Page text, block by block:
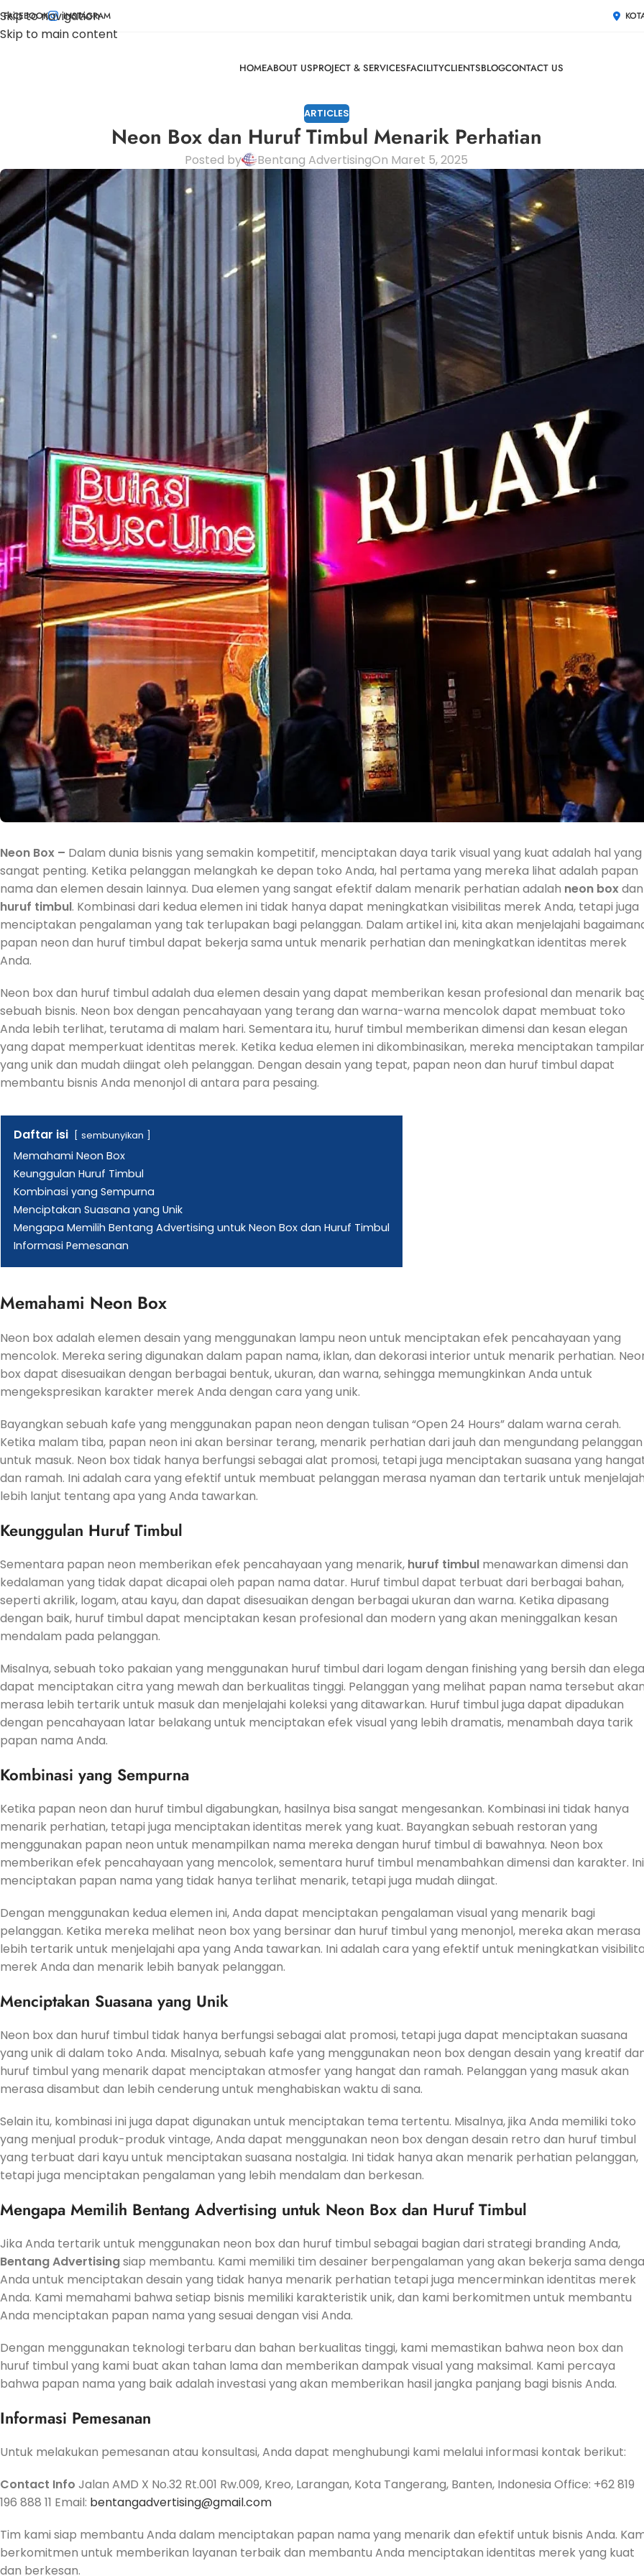
Skip to navigation
Skip to main content
FACEBOOK INSTAGRAM
HOMEABOUT USPROJECT & SERVICESFACILITYCLIENTSBLOGCONTACT US
ARTICLES
Neon Box dan Huruf Timbul Menarik Perhatian
Posted by Bentang AdvertisingOn Maret 5, 2025
Neon Box – Dalam dunia bisnis yang semakin kompetitif, menciptakan daya tarik visual yang kuat adalah hal yang
sangat penting. Ketika pelanggan melangkah ke depan toko Anda, hal pertama yang mereka lihat adalah papan
nama dan elemen desain lainnya. Dua elemen yang sangat efektif dalam menarik perhatian adalah neon boxdan
huruf timbul. Kombinasi dari kedua elemen ini tidak hanya dapat meningkatkan visibilitas merek Anda, tetapi juga
menciptakan pengalaman yang tak terlupakan bagi pelanggan. Dalam artikel ini, kita akan menjelajahi
papan neon dan huruf timbul dapat bekerja sama untuk menarik perhatian dan meningkatkan identitas merek
Anda.
Neon box dan huruf timbul adalah dua elemen desain yang dapat memberikan kesan profesional dan menarik
sebuah bisnis. Neon box dengan pencahayaan yang terang dan warna-warna mencolok dapat membuat toko
Anda lebih terlihat, terutama di malam hari. Sementara itu, huruf timbul memberikan dimensi dan kesan elegan
yang dapat memperkuat identitas merek. Ketika kedua elemen ini dikombinasikan, mereka menciptakan
yang unik dan mudah diingat oleh pelanggan. Dengan desain yang tepat, papan neon dan huruf timbul dapat
membantu bisnis Anda menonjol di antara para pesaing.
Daftar isi sembunyikan
Memahami Neon Box
Keunggulan Huruf Timbul
Kombinasi yang Sempurna
Menciptakan Suasana yang Unik
Mengapa Memilih Bentang Advertising untuk Neon Box dan Huruf Timbul
Informasi Pemesanan
Memahami Neon Box
Neon box adalah elemen desain yang menggunakan lampu neon untuk menciptakan efek pencahayaan yang
mencolok. Mereka sering digunakan dalam papan nama, iklan, dan dekorasi interior untuk menarik perhatian.
box dapat disesuaikan dengan berbagai bentuk, ukuran, dan warna, sehingga memungkinkan Anda untuk
mengekspresikan karakter merek Anda dengan cara yang unik.
Bayangkan sebuah kafe yang menggunakan papan neon dengan tulisan “Open 24 Hours” dalam warna cerah.
Ketika malam tiba, papan neon ini akan bersinar terang, menarik perhatian dari jauh dan mengundang pelanggan
untuk masuk. Neon box tidak hanya berfungsi sebagai alat promosi, tetapi juga menciptakan suasana yang
dan ramah. Ini adalah cara yang efektif untuk membuat pelanggan merasa nyaman dan tertarik untuk
lebih lanjut tentang apa yang Anda tawarkan.
Keunggulan Huruf Timbul
Sementara papan neon memberikan efek pencahayaan yang menarik, huruf timbul menawarkan dimensi dan
kedalaman yang tidak dapat dicapai oleh papan nama datar. Huruf timbul dapat terbuat dari berbagai bahan,
seperti akrilik, logam, atau kayu, dan dapat disesuaikan dengan berbagai ukuran dan warna. Ketika dipasang
dengan baik, huruf timbul dapat menciptakan kesan profesional dan modern yang akan meninggalkan kesan
mendalam pada pelanggan.
Misalnya, sebuah toko pakaian yang menggunakan huruf timbul dari logam dengan finishing yang bersih dan
dapat menciptakan citra yang mewah dan berkualitas tinggi. Pelanggan yang melihat papan nama tersebut
merasa lebih tertarik untuk masuk dan menjelajahi koleksi yang ditawarkan. Huruf timbul juga dapat dipadukan
dengan pencahayaan latar belakang untuk menciptakan efek visual yang lebih dramatis, menambah daya tarik
papan nama Anda.
Kombinasi yang Sempurna
Ketika papan neon dan huruf timbul digabungkan, hasilnya bisa sangat mengesankan. Kombinasi ini tidak hanya
menarik perhatian, tetapi juga menciptakan identitas merek yang kuat. Bayangkan sebuah restoran yang
menggunakan papan neon untuk menampilkan nama mereka dengan huruf timbul di bawahnya. Neon box
memberikan efek pencahayaan yang mencolok, sementara huruf timbul menambahkan dimensi dan karakter. Ini
menciptakan papan nama yang tidak hanya terlihat menarik, tetapi juga mudah diingat.
Dengan menggunakan kedua elemen ini, Anda dapat menciptakan pengalaman visual yang menarik bagi
pelanggan. Ketika mereka melihat neon box yang bersinar dan huruf timbul yang menonjol, mereka akan merasa
lebih tertarik untuk menjelajahi apa yang Anda tawarkan. Ini adalah cara yang efektif untuk meningkatkan
merek Anda dan menarik lebih banyak pelanggan.
Menciptakan Suasana yang Unik
Neon box dan huruf timbul tidak hanya berfungsi sebagai alat promosi, tetapi juga dapat menciptakan suasana
yang unik di dalam toko Anda. Misalnya, sebuah kafe yang menggunakan neon box dengan desain yang kreatif
huruf timbul yang menarik dapat menciptakan atmosfer yang hangat dan ramah. Pelanggan yang masuk akan
merasa disambut dan lebih cenderung untuk menghabiskan waktu di sana.
Selain itu, kombinasi ini juga dapat digunakan untuk menciptakan tema tertentu. Misalnya, jika Anda memiliki toko
yang menjual produk-produk vintage, Anda dapat menggunakan neon box dengan desain retro dan huruf timbul
yang terbuat dari kayu untuk menciptakan suasana nostalgia. Ini tidak hanya akan menarik perhatian pelanggan,
tetapi juga menciptakan pengalaman yang lebih mendalam dan berkesan.
Mengapa Memilih Bentang Advertising untuk Neon Box dan Huruf Timbul
Jika Anda tertarik untuk menggunakan neon box dan huruf timbul sebagai bagian dari strategi branding Anda,
Bentang Advertisingsiap membantu. Kami memiliki tim desainer berpengalaman yang akan bekerja sama
Anda untuk menciptakan desain yang tidak hanya menarik perhatian tetapi juga mencerminkan identitas merek
Anda. Kami memahami bahwa setiap bisnis memiliki karakteristik unik, dan kami berkomitmen untuk membantu
Anda menciptakan papan nama yang sesuai dengan visi Anda.
Dengan menggunakan teknologi terbaru dan bahan berkualitas tinggi, kami memastikan bahwa neon box dan
huruf timbul yang kami buat akan tahan lama dan memberikan dampak visual yang maksimal. Kami percaya
bahwa papan nama yang baik adalah investasi yang akan memberikan hasil jangka panjang bagi bisnis Anda.
Informasi Pemesanan
Untuk melakukan pemesanan atau konsultasi, Anda dapat menghubungi kami melalui informasi kontak berikut:
Contact Info Jalan AMD X No.32 Rt.001 Rw.009, Kreo, Larangan, Kota Tangerang, Banten, Indonesia Office: +62 819
196 888 11 Email: bentangadvertising@gmail.com
Tim kami siap membantu Anda dalam menciptakan papan nama yang menarik dan efektif untuk bisnis Anda.
berkomitmen untuk memberikan layanan terbaik dan membantu Anda menciptakan identitas merek yang kuat
dan berkesan.